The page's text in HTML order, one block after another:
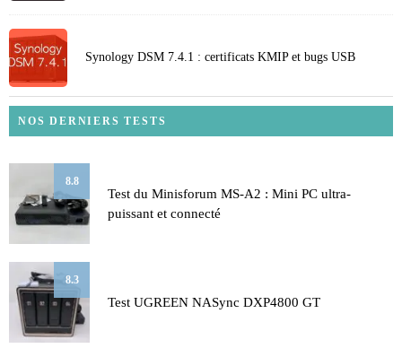
Synology DSM 7.4.1 : certificats KMIP et bugs USB
NOS DERNIERS TESTS
8.8
Test du Minisforum MS-A2 : Mini PC ultra-
puissant et connecté
8.3
Test UGREEN NASync DXP4800 GT